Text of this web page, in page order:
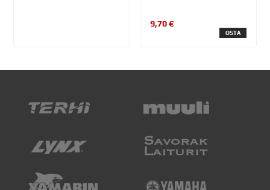
9,70 €
OSTA